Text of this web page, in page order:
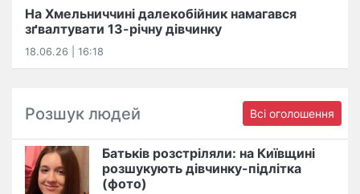
На Хмельниччині далекобійник намагався
зґвалтувати 13-річну дівчинку
18.06.26 | 16:18
Розшук людей Всі оголошення
Батьків розстріляли: на Київщині
розшукують дівчинку-підлітка
(фото)